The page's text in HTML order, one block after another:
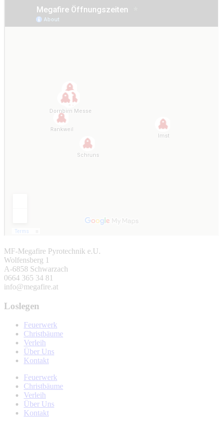
MF-Megafire Pyrotechnik e.U.
Wolfensberg 1
A-6858 Schwarzach
0664 365 34 81
info@megafire.at
Loslegen
Feuerwerk
Christbäume
Verleih
Über Uns
Kontakt
Feuerwerk
Christbäume
Verleih
Über Uns
Kontakt